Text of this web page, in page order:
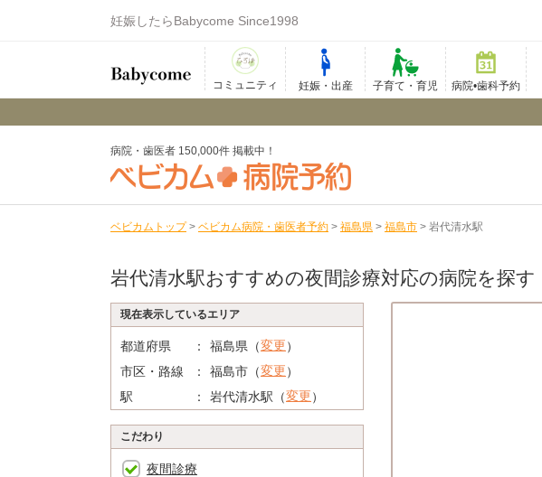
妊娠したらBabycome Since1998
コミュニティ 妊娠・出産 子育て・育児 病院•歯科予約
病院・歯医者 150,000件 掲載中！
ベビカムトップ > ベビカム病院・歯医者予約 > 福島県 > 福島市 > 岩代清水駅
岩代清水駅おすすめの夜間診療対応の病院を探す
現在表示しているエリア
都道府県 福島県（変更）
市区・路線
福島市（変更）
駅
岩代清水駅（変更）
こだわり
夜間診療